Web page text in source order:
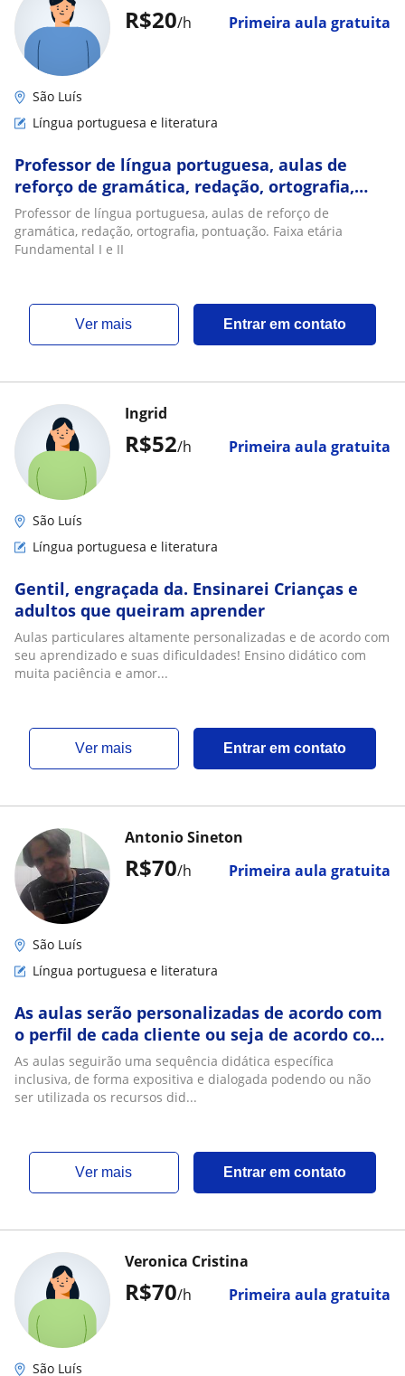
R$20/h Primeira aula gratuita
São Luís
Língua portuguesa e literatura
Professor de língua portuguesa, aulas de
reforço de gramática, redação, ortografia,
pontuação. Faixa etária Fundamental I e II
Professor de língua portuguesa, aulas de reforço de
gramática, redação, ortografia, pontuação. Faixa etária
Fundamental I e II
ver mais Entrar em contato
R$52/h Primeira aula gratuita
Ingrid
São Luís
Língua portuguesa e literatura
Gentil, engraçada da. Ensinarei Crianças e
adultos que queiram aprender
Aulas particulares altamente personalizadas e de acordo com
seu aprendizado e suas dificuldades! Ensino didático com
muita paciência e amor...
ver mais Entrar em contato
R$70/h Primeira aula gratuita
Antonio Sineton
São Luís
Língua portuguesa e literatura
As aulas serão personalizadas de acordo com
o perfil de cada cliente ou seja de acordo com
as necessidades do mesmo
As aulas seguirão uma sequência didática específica
inclusiva, de forma expositiva e dialogada podendo ou não
ser utilizada os recursos did...
ver mais Entrar em contato
R$70/h Primeira aula gratuita
Veronica Cristina
São Luís